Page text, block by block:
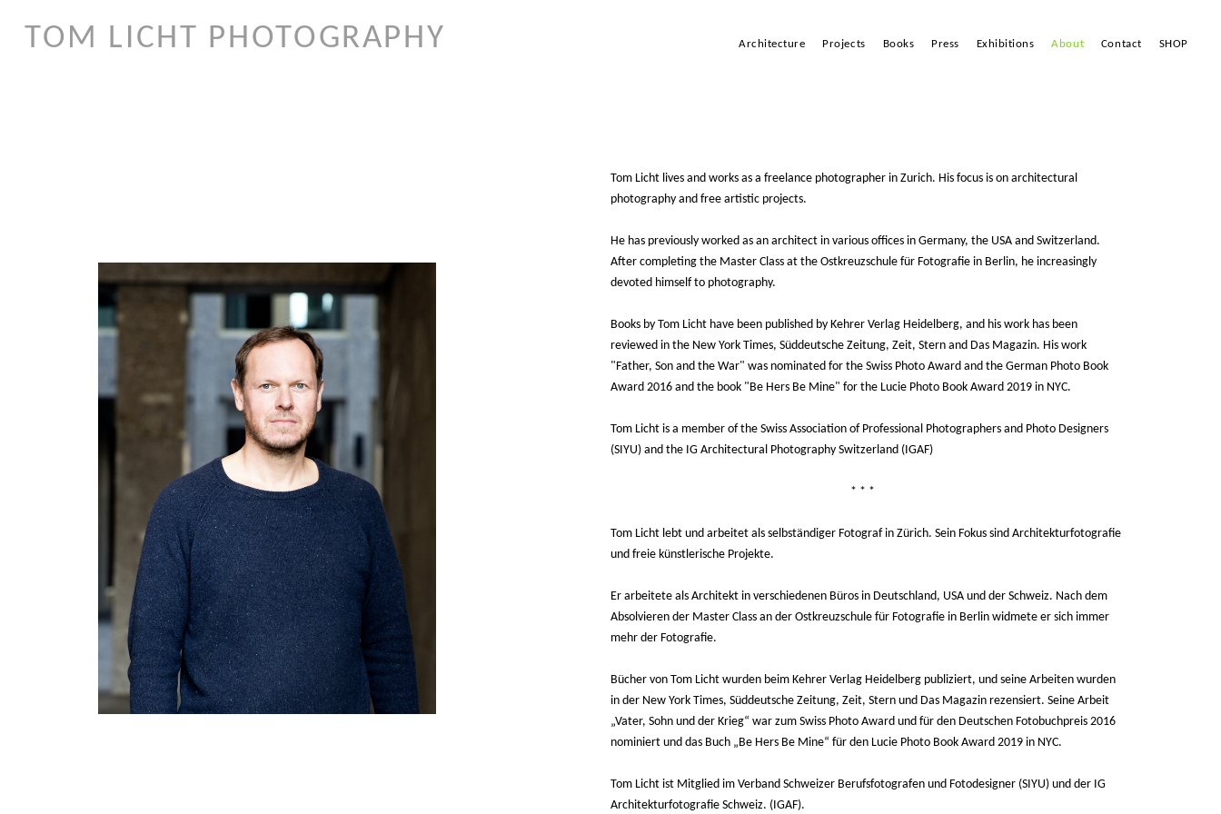
TOM LICHT PHOTOGRAPHY Architecture Projects Books Press Exhibitions About Contact SHOP
Tom Licht lives and works as a freelance photographer in Zurich. His focus is on architectural
photography and free artistic projects.
He has previously worked as an architect in various offices in Germany, the USA and Switzerland.
After completing the Master Class at the Ostkreuzschule für Fotografie in Berlin, he increasingly
devoted himself to photography.
Books by Tom Licht have been published by Kehrer Verlag Heidelberg, and his work has been
reviewed in the New York Times, Süddeutsche Zeitung, Zeit, Stern and Das Magazin. His work
"Father, Son and the War" was nominated for the Swiss Photo Award and the German Photo Book
Award 2016 and the book "Be Hers Be Mine" for the Lucie Photo Book Award 2019 in NYC.
Tom Licht is a member of the Swiss Association of Professional Photographers and Photo Designers
(SIYU) and the IG Architectural Photography Switzerland (IGAF)
* * *
Tom Licht lebt und arbeitet als selbständiger Fotograf in Zürich. Sein Fokus sind Architekturfotografie
und freie künstlerische Projekte.
Er arbeitete als Architekt in verschiedenen Büros in Deutschland, USA und der Schweiz. Nach dem
Absolvieren der Master Class an der Ostkreuzschule für Fotografie in Berlin widmete er sich immer
mehr der Fotografie.
Bücher von Tom Licht wurden beim Kehrer Verlag Heidelberg publiziert, und seine Arbeiten wurden
in der New York Times, Süddeutsche Zeitung, Zeit, Stern und Das Magazin rezensiert. Seine Arbeit
„Vater, Sohn und der Krieg“ war zum Swiss Photo Award und für den Deutschen Fotobuchpreis 2016
nominiert und das Buch „Be Hers Be Mine“ für den Lucie Photo Book Award 2019 in NYC.
Tom Licht ist Mitglied im Verband Schweizer Berufsfotografen und Fotodesigner (SIYU) und der IG
Architekturfotografie Schweiz. (IGAF).